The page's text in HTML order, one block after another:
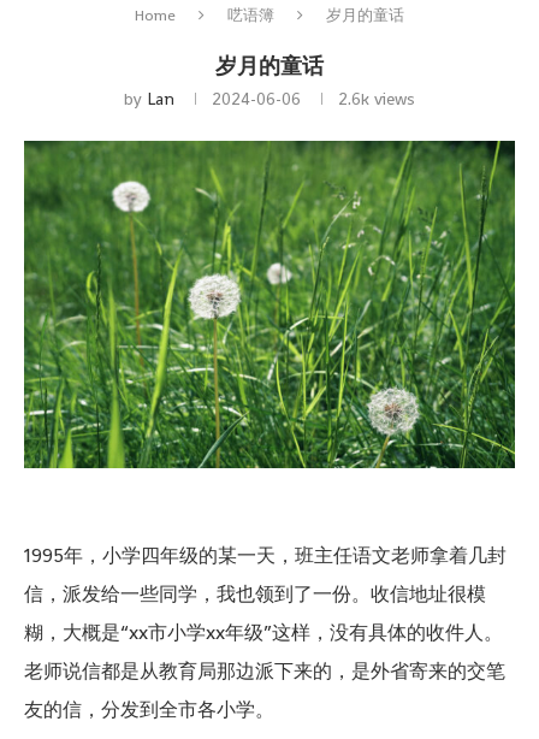
Home 呓语簿 岁月的童话
岁月的童话
by Lan 2024-06-06 2.6k views
1995年，小学四年级的某一天，班主任语文老师拿着几封
信，派发给一些同学，我也领到了一份。收信地址很模
糊，大概是“xx市小学xx年级”这样，没有具体的收件人。
老师说信都是从教育局那边派下来的，是外省寄来的交笔
友的信，分发到全市各小学。